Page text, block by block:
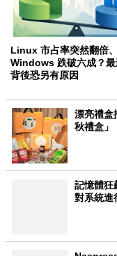
Linux 市占率突然翻倍、
Windows 跌破六成？最
背後恐另有原因
漂亮禮盒
秋禮盒」
記憶體
對系統進